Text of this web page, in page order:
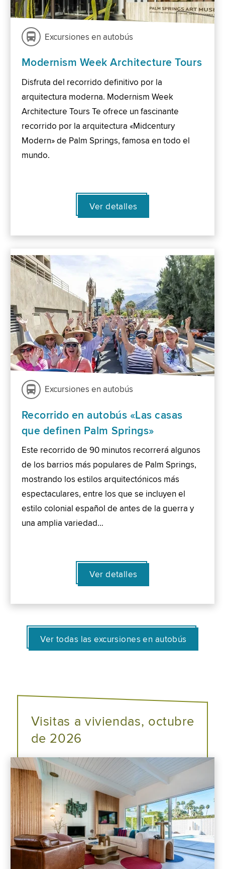
Excursiones en autobús
Modernism Week Architecture Tours
Disfruta del recorrido definitivo por la
arquitectura moderna. Modernism Week
Architecture Tours Te ofrece un fascinante
recorrido por la arquitectura «Midcentury
Modern» de Palm Springs, famosa en todo el
mundo.
Ver detalles
Excursiones en autobús
Recorrido en autobús «Las casas
que definen Palm Springs»
Este recorrido de 90 minutos recorrerá algunos
de los barrios más populares de Palm Springs,
mostrando los estilos arquitectónicos más
espectaculares, entre los que se incluyen el
estilo colonial español de antes de la guerra y
una amplia variedad…
Ver detalles
Ver todas las excursiones en autobús
Visitas a viviendas, octubre
de 2026